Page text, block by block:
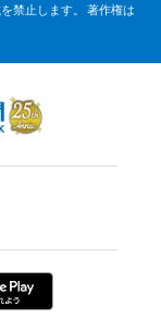
禁止します。 著作権は